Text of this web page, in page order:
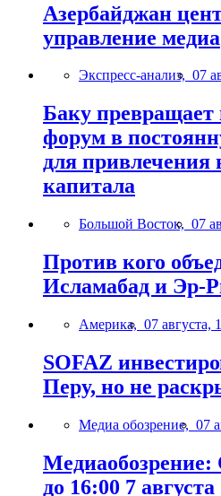
Азербайджан
управление медиа
Экспресс-анализ, 07
Баку
форум в
для привлечения
капитала
Большой Восток, 07
Против кого
Исламабад и Эр-
Америка, 07 августа,
SOFAZ
Перу, но не
Медиа обозрение, 07
Медиаобозрение:
до 16:00 7 августа